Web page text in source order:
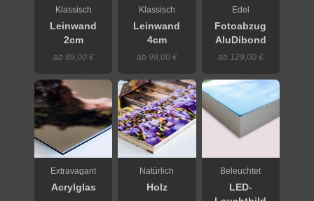
Klassisch
Leinwand
2cm
ab 89,00 €
Klassisch
Leinwand
4cm
ab 99,00 €
Edel
Fotoabzug
AluDibond
ab 129,00 €
Extravagant
Acrylglas
Natürlich
Holz
Beleuchtet
LED-